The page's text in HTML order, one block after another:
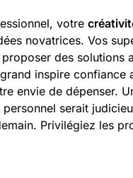
votre
novatrices. Vos
proposer des
inspire confiance
envie de dépenser.
serait
Privilégiez les